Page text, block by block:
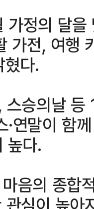
가정의 달
가전, 여행
다.
스승의날
연말이 함
높다.
음의 종합
심이 높아